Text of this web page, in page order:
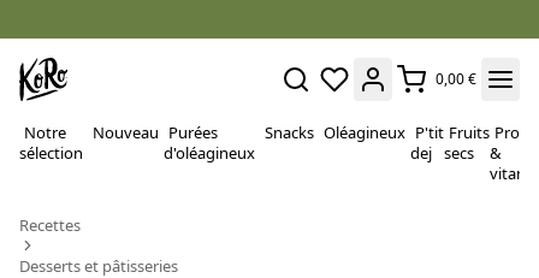
0,00 €
Notre
sélection
Nouveau Purées
d'oléagineux
Snacks Oléagineux P'tit
dej
Fruits
secs
&
Recettes
Desserts et pâtisseries